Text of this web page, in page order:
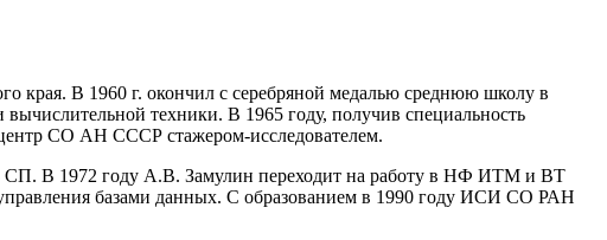
края. В 1960 г. окончил с серебряной медалью среднюю школу в
техники. В 1965 году, получив специальность
СО АН СССР стажером-исследователем.
СП. В 1972 году А.В. Замулин переходит на работу в НФ ИТМ и ВТ
базами данных. С образованием в 1990 году ИСИ СО РАН